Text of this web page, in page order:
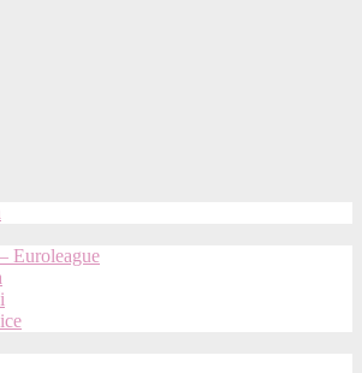
Euroleague